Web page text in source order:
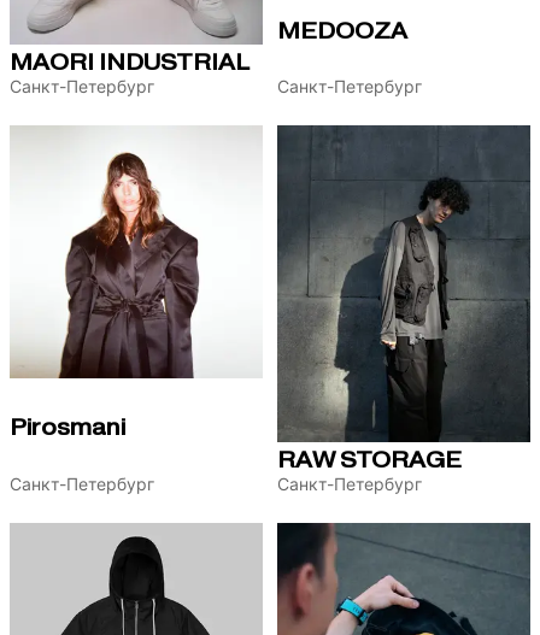
MAORI INDUSTRIAL
Санкт-Петербург
MEDOOZA
Санкт-Петербург
Pirosmani
Санкт-Петербург
RAW STORAGE
Санкт-Петербург